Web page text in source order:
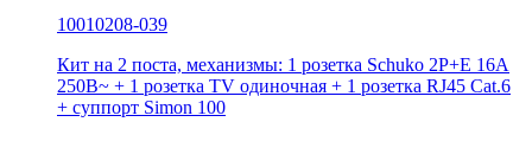
10010208-039
Кит на 2 поста, механизмы: 1 розетка Schuko 2Р+Е 16A
250В~ + 1 розетка TV одиночная + 1 розетка RJ45 Cat.6
+ суппорт Simon 100